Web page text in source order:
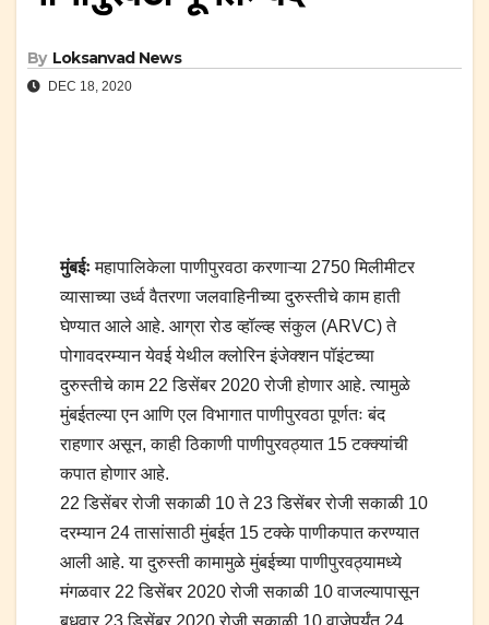
By Loksanvad News
DEC 18, 2020
मुंबईःमहापालिकेला पाणीपुरवठा करणाऱ्या 2750 मिलीमीटर
व्यासाच्या उर्ध्व वैतरणा जलवाहिनीच्या दुरुस्तीचे काम हाती
घेण्यात आले आहे. आग्रा रोड व्हॉल्व्ह संकुल (ARVC) ते
पोगावदरम्यान येवई येथील क्लोरिन इंजेक्शन पॉइंटच्या
दुरुस्तीचे काम 22 डिसेंबर 2020 रोजी होणार आहे. त्यामुळे
मुंबईतल्या एन आणि एल विभागात पाणीपुरवठा पूर्णतः बंद
राहणार असून, काही ठिकाणी पाणीपुरवठ्यात 15 टक्क्यांची
कपात होणार आहे.
22 डिसेंबर रोजी सकाळी 10 ते 23 डिसेंबर रोजी सकाळी 10
दरम्यान 24 तासांसाठी मुंबईत 15 टक्के पाणीकपात करण्यात
आली आहे. या दुरुस्ती कामामुळे मुंबईच्या पाणीपुरवठ्यामध्ये
मंगळवार 22 डिसेंबर 2020 रोजी सकाळी 10 वाजल्यापासून